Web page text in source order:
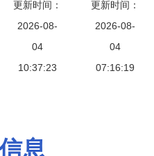
络会议用户
使用手册
更新时间：
2026-08-
04
10:37:23
终端3.1.1.7
官方版 河
东下载站推
荐的视讯会
更新时间：
2026-08-
04
07:16:19
息